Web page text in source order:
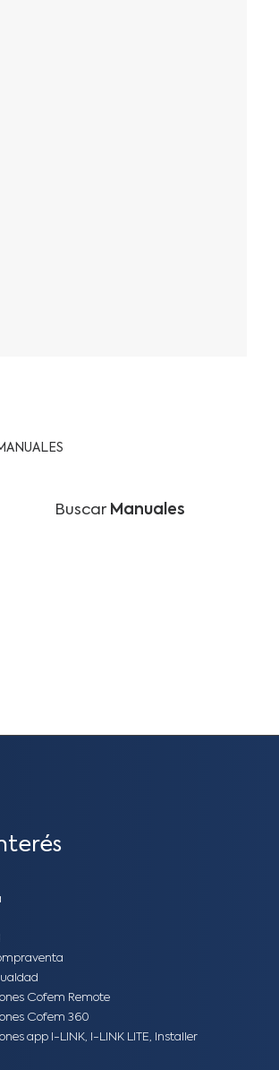
Buscar Manuales
Cofem Remote
Cofem 360
app I-LINK, I-LINK LITE, Installer